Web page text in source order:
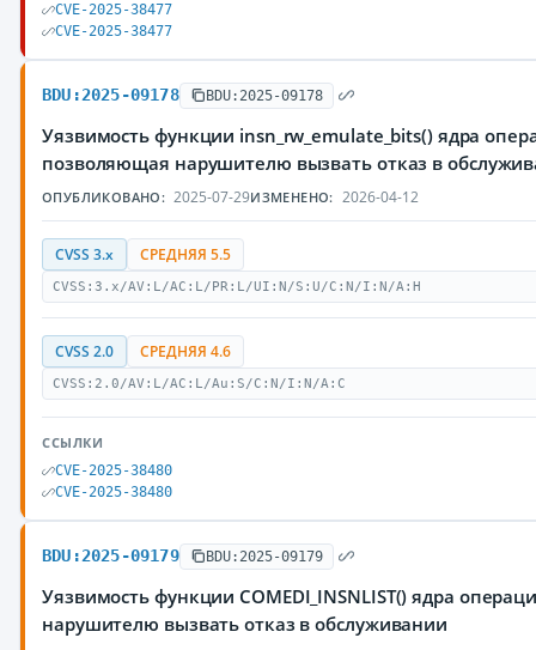
CVE-2025-38477
CVE-2025-38477
BDU:2025-09178 BDU:2025-09178
Уязвимость функции insn_rw_emulate_bits() ядра
позволяющая нарушителю вызвать отказ в
ОПУБЛИКОВАНО: 2025-07-29ИЗМЕНЕНО: 2026-04-12
CVSS 3.x СРЕДНЯЯ 5.5
CVSS:3.x/AV:L/AC:L/PR:L/UI:N/S:U/C:N/I:N/A:H
CVSS 2.0 СРЕДНЯЯ 4.6
CVSS:2.0/AV:L/AC:L/Au:S/C:N/I:N/A:C
ССЫЛКИ
CVE-2025-38480
CVE-2025-38480
BDU:2025-09179 BDU:2025-09179
Уязвимость функции COMEDI_INSNLIST() ядра
нарушителю вызвать отказ в обслуживании